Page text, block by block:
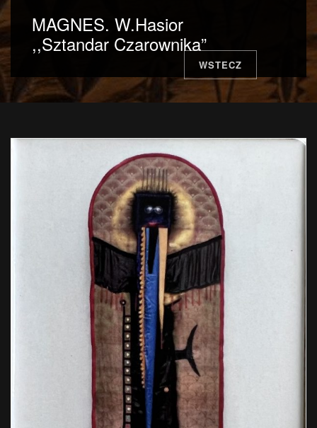
MAGNES. W.Hasior
,,Sztandar Czarownika”
WSTECZ